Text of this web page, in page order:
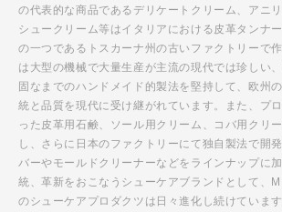
の代表的な商品であるデリケートクリーム、アニ
シュークリーム等はイタリアにおける皮革タンナ
の一つであるトスカーナ州の古いファクトリーで
は大型の機械で大量生産が主流の現代では珍しい
固なまでのハンドメイド的製法を堅持して、欧州
統と品質を現代に受け継がれています。また、プ
った皮革用石鹸、ソール用クリーム、コバ用クリ
し、さらに日本のファクトリーにて独自製法で開
バーやモールドクリーナーなどをラインナップに
統、革新をおこなうシューケアブランドとして、
のシューケアプロダクツは日々進化し続けていま